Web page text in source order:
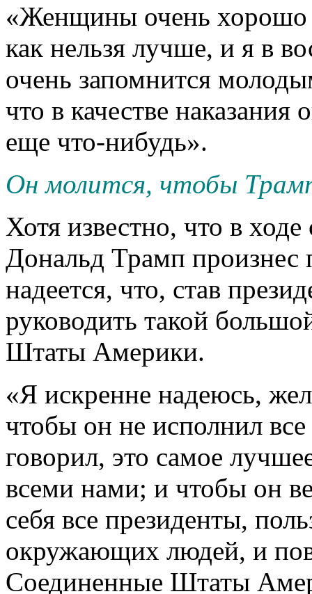
«Женщины очень хорошо
как нельзя лучше, и я в
очень запомнится
что в качестве
еще что-нибудь».
Он молится, чтобы
Хотя известно, что в
Дональд Трамп произнес
надеется, что, став
руководить такой
Штаты Америки.
«Я искренне надеюсь,
чтобы он не исполнил
говорил, это самое
всеми нами; и чтобы он
себя все президенты,
окружающих людей, и
Соединенные Штаты